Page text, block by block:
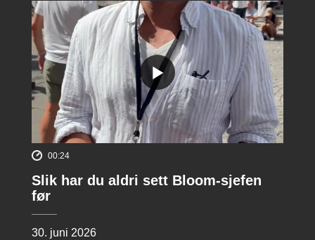
00:24
Slik har du aldri sett Bloom-sjefen
før
30. juni 2026